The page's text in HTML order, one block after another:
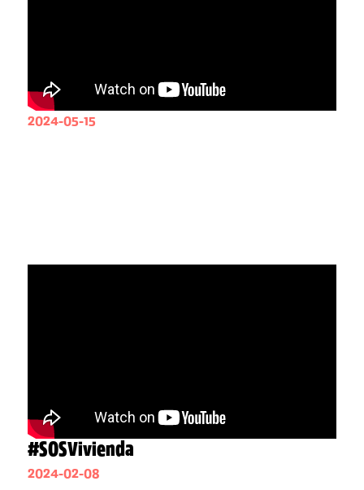
2024-05-15
#SOSVivienda
2024-02-08